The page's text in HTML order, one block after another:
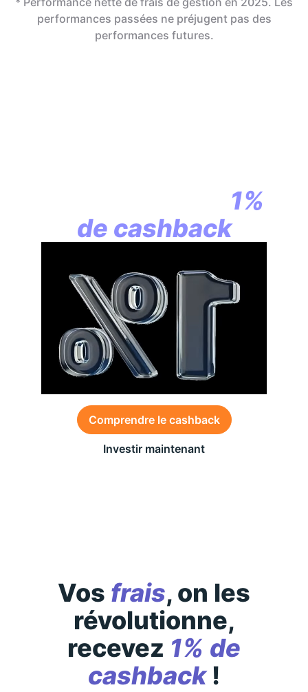
performances passées ne préjugent pas des
performances futures.
1%
de cashback
Comprendre le cashback
Investir maintenant
Vos frais, on les
révolutionne,
recevez 1% de
cashback!